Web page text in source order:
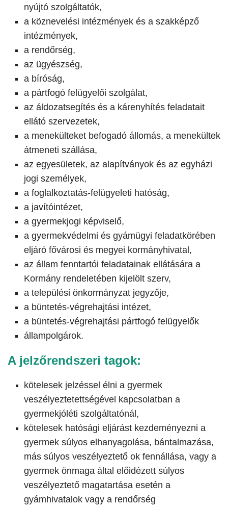
nyújtó szolgáltatók,
a köznevelési intézmények és a szakképző
intézmények,
a rendőrség,
az ügyészség,
a bíróság,
a pártfogó felügyelői szolgálat,
az áldozatsegítés és a kárenyhítés feladatait
ellátó szervezetek,
a menekülteket befogadó állomás, a menekültek
átmeneti szállása,
az egyesületek, az alapítványok és az egyházi
jogi személyek,
a foglalkoztatás-felügyeleti hatóság,
a javítóintézet,
a gyermekjogi képviselő,
a gyermekvédelmi és gyámügyi feladatkörében
eljáró fővárosi és megyei kormányhivatal,
az állam fenntartói feladatainak ellátására a
Kormány rendeletében kijelölt szerv,
a települési önkormányzat jegyzője,
a büntetés-végrehajtási intézet,
a büntetés-végrehajtási pártfogó felügyelők
állampolgárok.
A jelzőrendszeri tagok:
kötelesek jelzéssel élni a gyermek
veszélyeztetettségével kapcsolatban a
gyermekjóléti szolgáltatónál,
kötelesek hatósági eljárást kezdeményezni a
gyermek súlyos elhanyagolása, bántalmazása,
más súlyos veszélyeztető ok fennállása, vagy a
gyermek önmaga által előidézett súlyos
veszélyeztető magatartása esetén a
gyámhivatalok vagy a rendőrség